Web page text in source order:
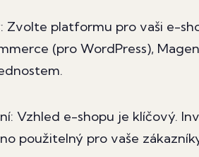
Zvolte platformu pro vaši e-
(pro WordPress),
Vzhled e-shopu je klíčový.
použitelný pro vaše